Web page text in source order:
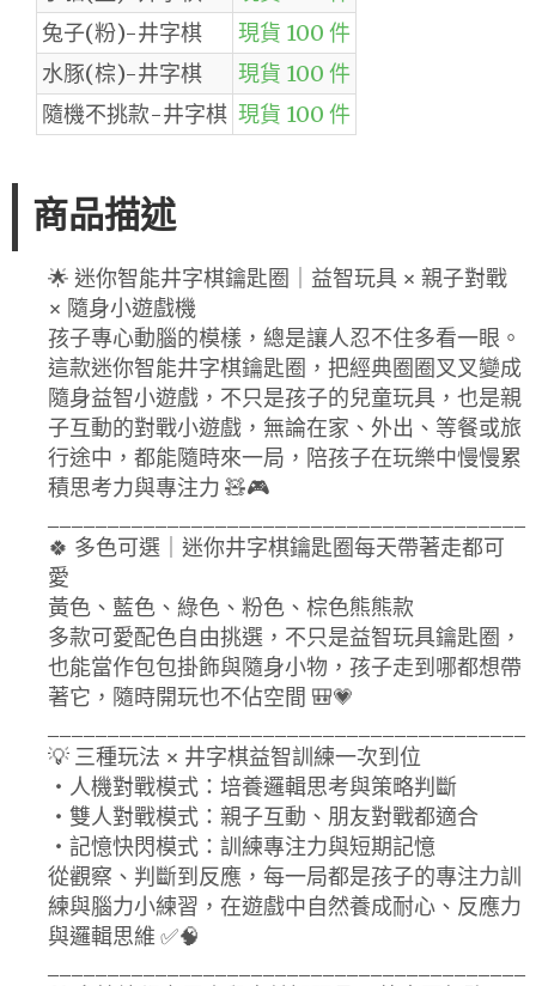
兔子(粉)-井字棋
現貨 100 件
水豚(棕)-井字棋
現貨 100 件
隨機不挑款-井字棋 現貨 100 件
商品描述
🌟 迷你智能井字棋鑰匙圈｜益智玩具 × 親子對戰
× 隨身小遊戲機
孩子專心動腦的模樣，總是讓人忍不住多看一眼。
這款迷你智能井字棋鑰匙圈，把經典圈圈叉叉變成
隨身益智小遊戲，不只是孩子的兒童玩具，也是親
子互動的對戰小遊戲，無論在家、外出、等餐或旅
行途中，都能隨時來一局，陪孩子在玩樂中慢慢累
積思考力與專注力 🧸🎮
🍀 多色可選｜迷你井字棋鑰匙圈每天帶著走都可
愛
黃色、藍色、綠色、粉色、棕色熊熊款
多款可愛配色自由挑選，不只是益智玩具鑰匙圈，
也能當作包包掛飾與隨身小物，孩子走到哪都想帶
著它，隨時開玩也不佔空間 🎒💗
💡 三種玩法 × 井字棋益智訓練一次到位
・人機對戰模式：培養邏輯思考與策略判斷
・雙人對戰模式：親子互動、朋友對戰都適合
・記憶快閃模式：訓練專注力與短期記憶
從觀察、判斷到反應，每一局都是孩子的專注力訓
練與腦力小練習，在遊戲中自然養成耐心、反應力
與邏輯思維 ✅🧠